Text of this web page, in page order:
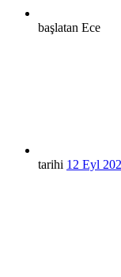
başlatan Ece
tarihi 12 Eyl